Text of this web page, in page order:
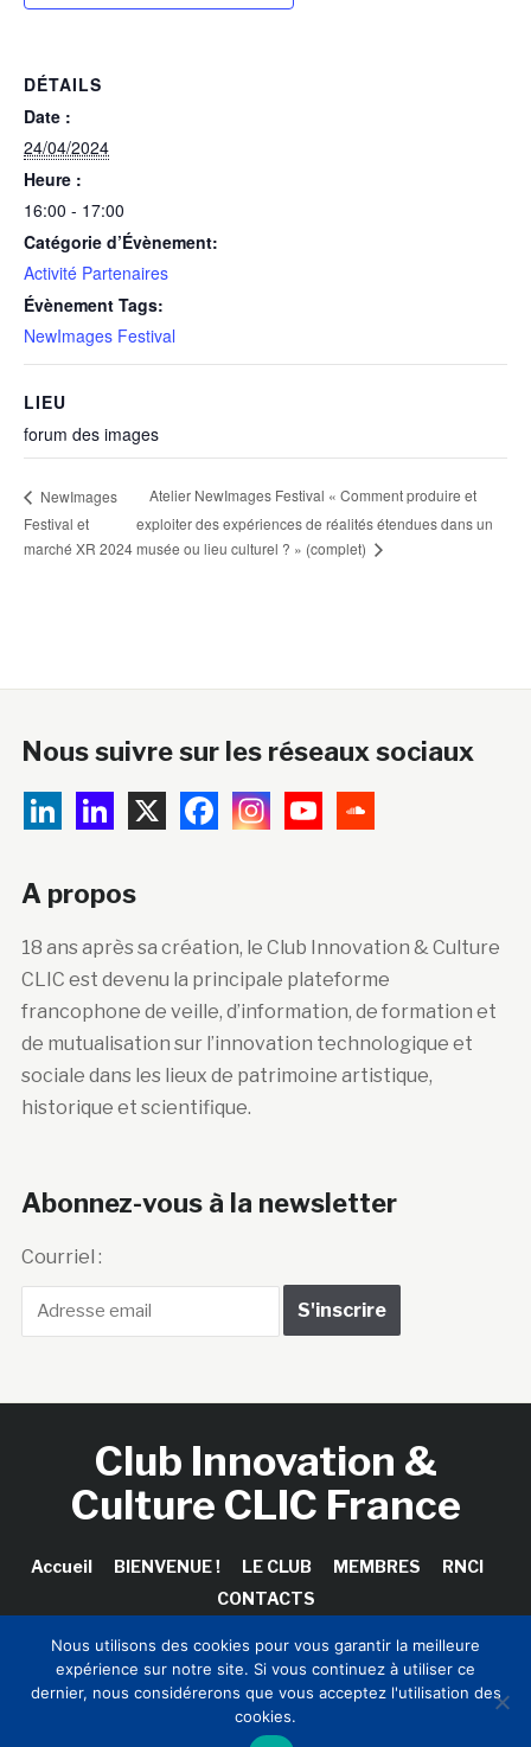
DÉTAILS
Date :
24/04/2024
Heure :
16:00 - 17:00
Catégorie d’Évènement:
Activité Partenaires
Évènement Tags:
NewImages Festival
LIEU
forum des images
NewImages
Festival et
marché XR 2024
Atelier NewImages Festival « Comment produire et
exploiter des expériences de réalités étendues dans un
musée ou lieu culturel ? » (complet)
Nous suivre sur les réseaux sociaux
A propos
18 ans après sa création, le Club Innovation & Culture
CLIC est devenu la principale plateforme
francophone de veille, d’information, de formation et
de mutualisation sur l’innovation technologique et
sociale dans les lieux de patrimoine artistique,
historique et scientifique.
Abonnez-vous à la newsletter
Courriel :
Club Innovation &
Culture CLIC France
Accueil BIENVENUE ! LE CLUB MEMBRES
RNCI
CONTACTS
Copyright © 2026 Club Innovation & Culture CLIC France /
Sinapses Conseils
Nous utilisons des cookies pour vous garantir la meilleure
expérience sur notre site. Si vous continuez à utiliser ce
dernier, nous considérerons que vous acceptez l'utilisation des
cookies.